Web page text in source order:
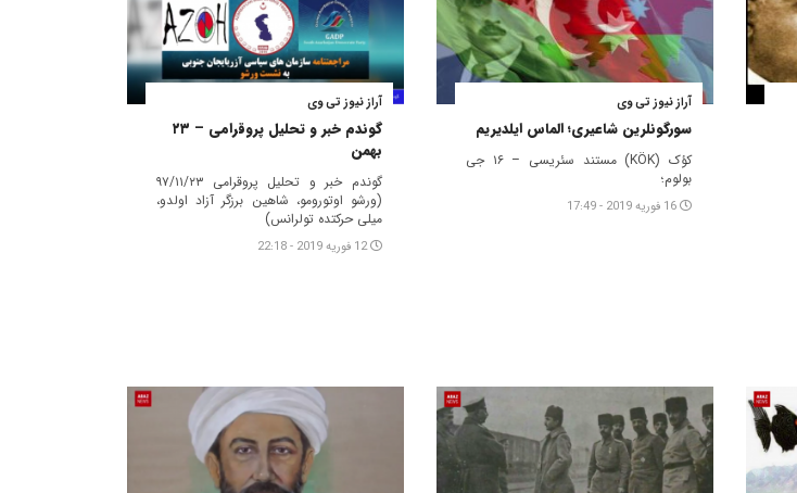
آراز نیوز تی وی
سورگونلرین شاعیری؛ الماس ایلدیریم
کؤک (KÖK) مستند سئریسی – ۱۶ جی
بولوم؛
16 فوریه 2019 - 17:49
آراز نیوز تی وی
گوندم خبر و تحلیل پروقرامی – ۲۳
بهمن
گوندم خبر و تحلیل پروقرامی ۹۷/۱۱/۲۳
(ورشو اوتورومو، شاهین برزگر آزاد اولدو،
میلی حرکتده تولرانس)
12 فوریه 2019 - 22:18